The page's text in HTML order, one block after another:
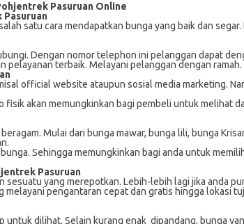
Pasuruan Online
satu cara mendapatkan bunga yang baik dan
Dengan nomor telephon ini pelanggan dapat
pelayanan terbaik. Melayani pelanggan dengan
official website ataupun sosial media marketing.
akan memungkinkan bagi pembeli untuk melihat
Mulai dari bunga mawar, bunga lili, bunga
Sehingga memungkinkan bagi anda untuk
Pasuruan
yang merepotkan. Lebih-lebih lagi jika anda
pengantaran cepat dan gratis hingga lokasi
dilihat. Selain kurang enak dipandang, bunga